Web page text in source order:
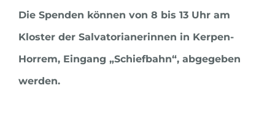
Die Spenden können von 8 bis 13 Uhr am
Kloster der Salvatorianerinnen in Kerpen-
Horrem, Eingang „Schiefbahn“, abgegeben
werden.